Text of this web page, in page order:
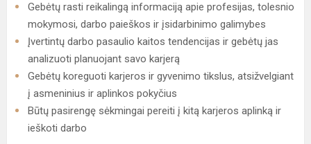
Gebėtų rasti reikalingą informaciją apie profesijas, tolesnio
mokymosi, darbo paieškos ir įsidarbinimo galimybes
Įvertintų darbo pasaulio kaitos tendencijas ir gebėtų jas
analizuoti planuojant savo karjerą
Gebėtų koreguoti karjeros ir gyvenimo tikslus, atsižvelgiant
į asmeninius ir aplinkos pokyčius
Būtų pasirengę sėkmingai pereiti į kitą karjeros aplinką ir
ieškoti darbo